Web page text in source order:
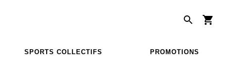
SPORTS COLLECTIFS PROMOTIONS